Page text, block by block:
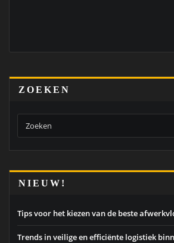
ZOEKEN
NIEUW!
Tips voor het kiezen van de beste
Trends in veilige en efficiënte logistiek